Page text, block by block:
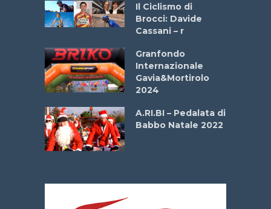
Il Ciclismo di
Brocci: Davide
Cassani – r
Granfondo
Internazionale
Gavia&Mortirolo
2024
A.RI.BI – Pedalata di
Babbo Natale 2022